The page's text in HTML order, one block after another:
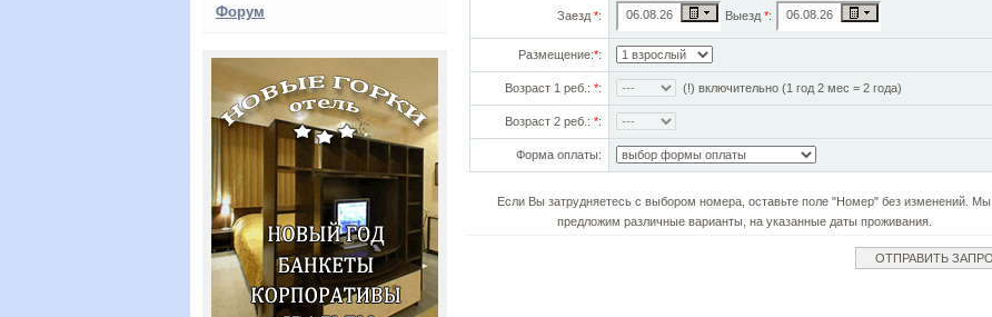
Форум
Заезд *: Выезд *:
Размещение:*:
Возраст 1 реб.: *: (!) включительно (1 год 2 мес = 2 года)
Возраст 2 реб.: *:
Форма оплаты:
Если Вы затрудняетесь с выбором номера, оставьте поле "Номер" без изменений. Мы
предложим различные варианты, на указанные даты проживания.